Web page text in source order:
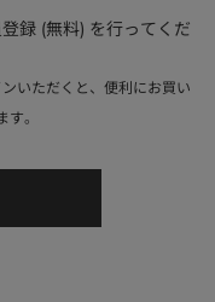
録 (無料) を行ってくだ
いただくと、便利にお買い
。